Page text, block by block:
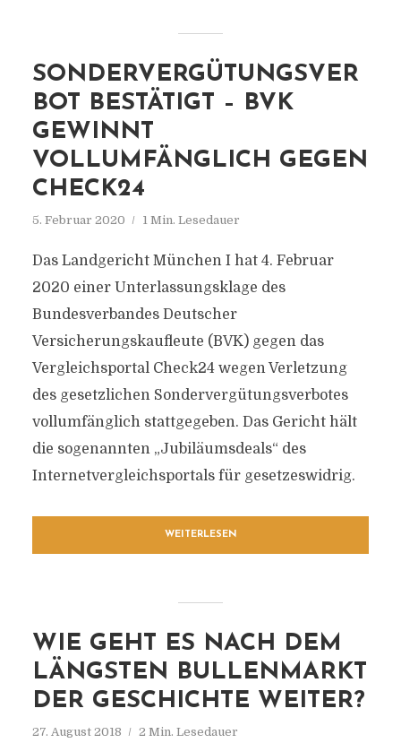
SONDERVERGÜTUNGSVER
BOT BESTÄTIGT – BVK
GEWINNT
VOLLUMFÄNGLICH GEGEN
CHECK24
5. Februar 2020 1 Min. Lesedauer
Das Landgericht München I hat 4. Februar
2020 einer Unterlassungsklage des
Bundesverbandes Deutscher
Versicherungskaufleute (BVK) gegen das
Vergleichsportal Check24 wegen Verletzung
des gesetzlichen Sondervergütungsverbotes
vollumfänglich stattgegeben. Das Gericht hält
die sogenannten „Jubiläumsdeals“ des
Internetvergleichsportals für gesetzeswidrig.
WEITERLESEN
WIE GEHT ES NACH DEM
LÄNGSTEN BULLENMARKT
DER GESCHICHTE WEITER?
27. August 2018 2 Min. Lesedauer